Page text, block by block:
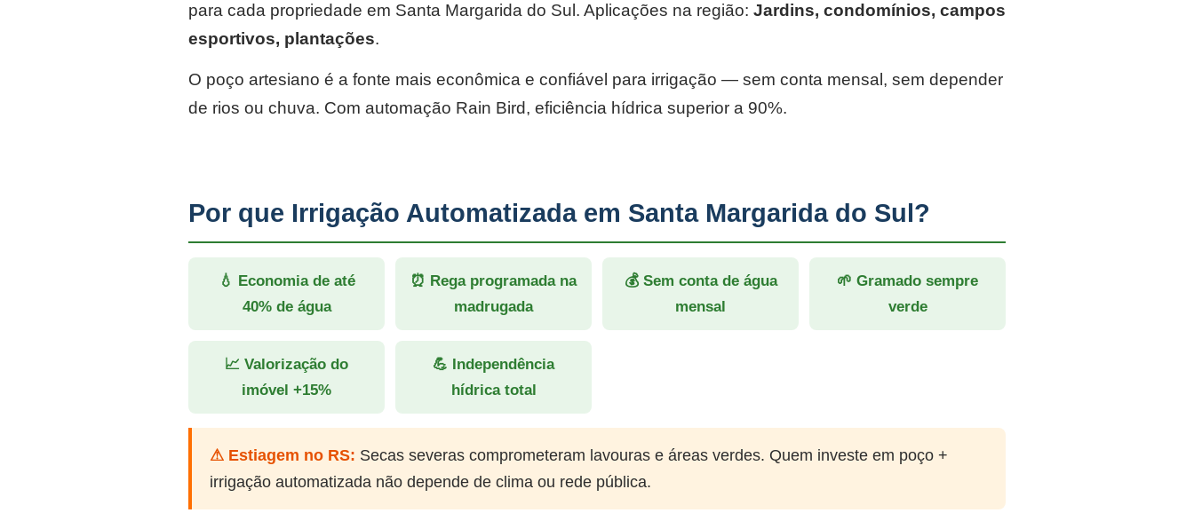
para cada propriedade em Santa Margarida do Sul. Aplicações na região: Jardins, condomínios, campos
esportivos, plantações.
O poço artesiano é a fonte mais econômica e confiável para irrigação — sem conta mensal, sem depender
de rios ou chuva. Com automação Rain Bird, eficiência hídrica superior a 90%.
Por que Irrigação Automatizada em Santa Margarida do Sul?
💧 Economia de até
40% de água
⏰ Rega programada na
madrugada
💰 Sem conta de água
mensal
🌱 Gramado sempre
verde
📈 Valorização do
imóvel +15%
💪 Independência
hídrica total
⚠ Estiagem no RS: Secas severas comprometeram lavouras e áreas verdes. Quem investe em poço +
irrigação automatizada não depende de clima ou rede pública.